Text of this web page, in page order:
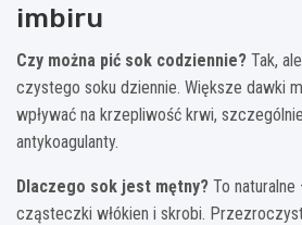
imbiru
Czy można pić sok codziennie? Tak,
czystego soku dziennie. Większe dawki
wpływać na krzepliwość krwi,
antykoagulanty.
Dlaczego sok jest mętny? To
cząsteczki włókien i skrobi.